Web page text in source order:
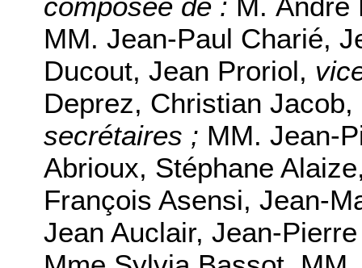
composée de : M.
MM. Jean-Paul Charié,
Ducout, Jean Proriol,
Deprez, Christian
secrétaires ; MM. Jean-
Abrioux, Stéphane
François Asensi, Jean-
Jean Auclair, Jean-